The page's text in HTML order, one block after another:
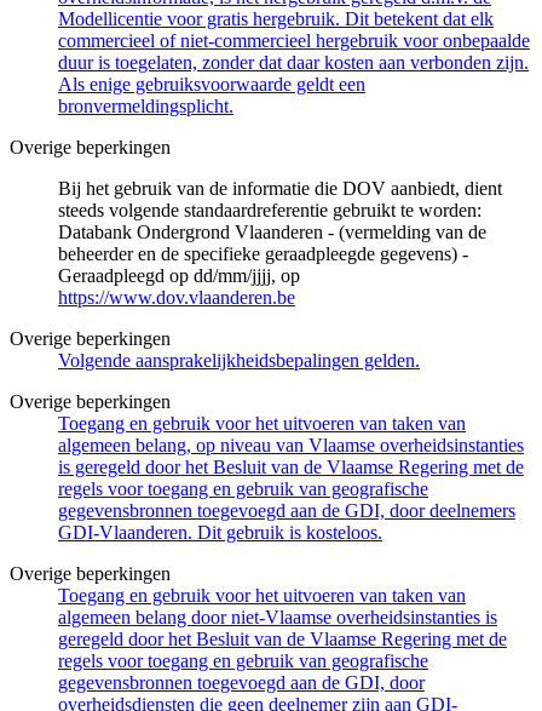
Modellicentie voor gratis hergebruik. Dit betekent dat elk
commercieel of niet-commercieel hergebruik voor onbepaalde
duur is toegelaten, zonder dat daar kosten aan verbonden zijn.
Als enige gebruiksvoorwaarde geldt een
bronvermeldingsplicht.
Overige beperkingen
Bij het gebruik van de informatie die DOV aanbiedt, dient
steeds volgende standaardreferentie gebruikt te worden:
Databank Ondergrond Vlaanderen - (vermelding van de
beheerder en de specifieke geraadpleegde gegevens) -
Geraadpleegd op dd/mm/jjjj, op
https://www.dov.vlaanderen.be
Overige beperkingen
Volgende aansprakelijkheidsbepalingen gelden.
Overige beperkingen
Toegang en gebruik voor het uitvoeren van taken van
algemeen belang, op niveau van Vlaamse overheidsinstanties
is geregeld door het Besluit van de Vlaamse Regering met de
regels voor toegang en gebruik van geografische
gegevensbronnen toegevoegd aan de GDI, door deelnemers
GDI-Vlaanderen. Dit gebruik is kosteloos.
Overige beperkingen
Toegang en gebruik voor het uitvoeren van taken van
algemeen belang door niet-Vlaamse overheidsinstanties is
geregeld door het Besluit van de Vlaamse Regering met de
regels voor toegang en gebruik van geografische
gegevensbronnen toegevoegd aan de GDI, door
overheidsdiensten die geen deelnemer zijn aan GDI-